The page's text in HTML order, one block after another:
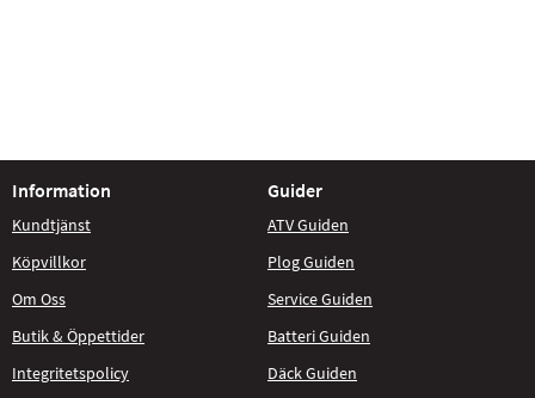
Information
Kundtjänst
Köpvillkor
Om Oss
Butik & Öppettider
Integritetspolicy
Guider
ATV Guiden
Plog Guiden
Service Guiden
Batteri Guiden
Däck Guiden